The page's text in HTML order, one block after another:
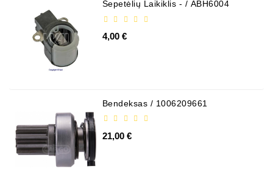
Šepetėlių Laikiklis - / ABH6004
4,00 €
Bendeksas / 1006209661
21,00 €